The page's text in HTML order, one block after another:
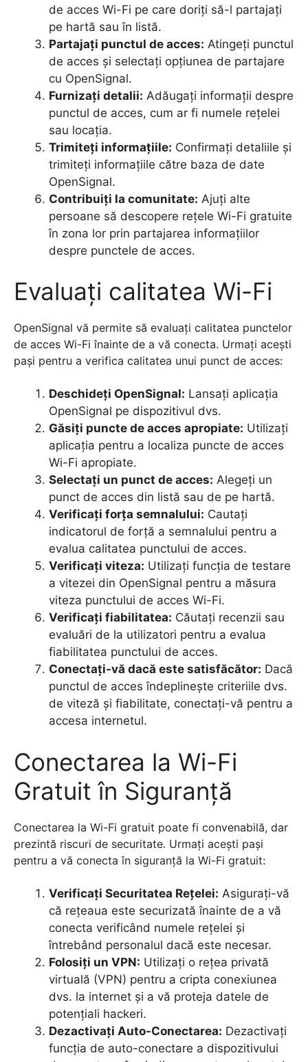
de acces Wi-Fi pe care doriți să-l partajați
pe hartă sau în listă.
Partajați punctul de acces: Atingeți punctul
de acces și selectați opțiunea de partajare
cu OpenSignal.
Furnizați detalii: Adăugați informații despre
punctul de acces, cum ar fi numele rețelei
sau locația.
Trimiteți informațiile: Confirmați detaliile și
trimiteți informațiile către baza de date
OpenSignal.
Contribuiți la comunitate: Ajuți alte
persoane să descopere rețele Wi-Fi gratuite
în zona lor prin partajarea informațiilor
despre punctele de acces.
Evaluați calitatea Wi-Fi
OpenSignal vă permite să evaluați calitatea punctelor
de acces Wi-Fi înainte de a vă conecta. Urmați acești
pași pentru a verifica calitatea unui punct de acces:
Deschideți OpenSignal: Lansați aplicația
OpenSignal pe dispozitivul dvs.
Găsiți puncte de acces apropiate: Utilizați
aplicația pentru a localiza puncte de acces
Wi-Fi apropiate.
Selectați un punct de acces: Alegeți un
punct de acces din listă sau de pe hartă.
Verificați forța semnalului: Cautați
indicatorul de forță a semnalului pentru a
evalua calitatea punctului de acces.
Verificați viteza: Utilizați funcția de testare
a vitezei din OpenSignal pentru a măsura
viteza punctului de acces Wi-Fi.
Verificați fiabilitatea: Căutați recenzii sau
evaluări de la utilizatori pentru a evalua
fiabilitatea punctului de acces.
Conectați-vă dacă este satisfăcător: Dacă
punctul de acces îndeplinește criteriile dvs.
de viteză și fiabilitate, conectați-vă pentru a
accesa internetul.
Conectarea la Wi-Fi
Gratuit în Siguranță
Conectarea la Wi-Fi gratuit poate fi convenabilă, dar
prezintă riscuri de securitate. Urmați acești pași
pentru a vă conecta în siguranță la Wi-Fi gratuit:
Verificați Securitatea Rețelei: Asigurați-vă
că rețeaua este securizată înainte de a vă
conecta verificând numele rețelei și
întrebând personalul dacă este necesar.
Folosiți un VPN: Utilizați o rețea privată
virtuală (VPN) pentru a cripta conexiunea
dvs. la internet și a vă proteja datele de
potențiali hackeri.
Dezactivați Auto-Conectarea: Dezactivați
funcția de auto-conectare a dispozitivului